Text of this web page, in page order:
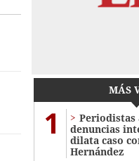
MÁS
1
Periodistas
denuncias
dilata caso
Hernández